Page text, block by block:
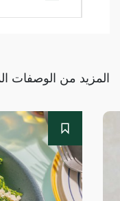
المزيد من الوصفات